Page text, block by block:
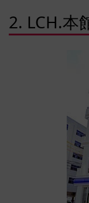
2. LCH.本